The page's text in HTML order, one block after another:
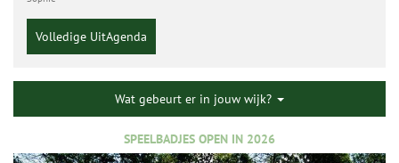
Volledige UitAgenda
Wat gebeurt er in jouw wijk?
SPEELBADJES OPEN IN 2026